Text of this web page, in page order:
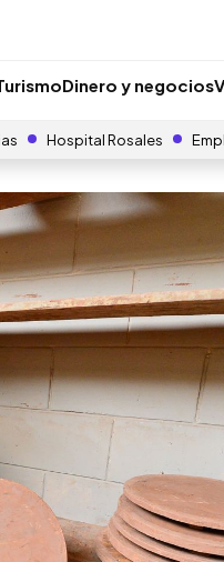
Dinero y negocios
Hospital Rosales